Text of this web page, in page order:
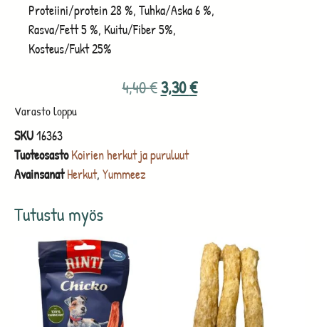
Tutustu myös
Proteiini/protein 28 %, Tuhka/Aska 6 %,
Rasva/Fett 5 %, Kuitu/Fiber 5%,
Kosteus/Fukt 25%
4,40€ 3,30€
Varasto loppu
SKU16363
Tuoteosasto Koirien herkut ja puruluut
Avainsanat Herkut, Yummeez